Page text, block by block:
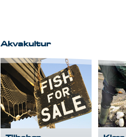
Akvakultur